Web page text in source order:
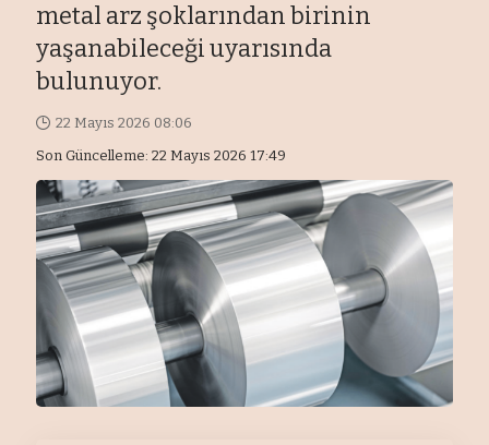
metal arz şoklarından birinin
yaşanabileceği uyarısında
bulunuyor.
Son Güncelleme: 22 Mayıs 2026 17:49
22 Mayıs 2026 08:06